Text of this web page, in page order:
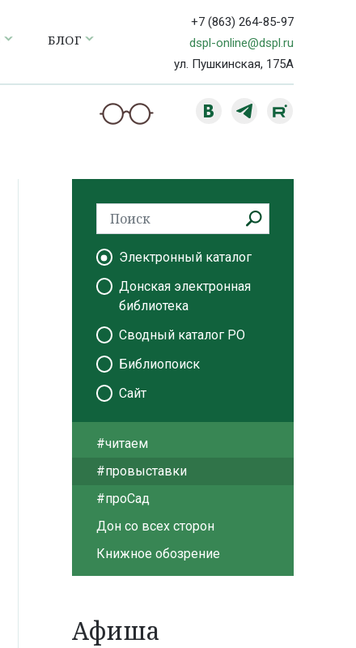
БЛОГ
+7 (863) 264-85-97
dspl-online@dspl.ru
ул. Пушкинская, 175А
Электронный каталог
Донская электронная
библиотека
Сводный каталог РО
Библиопоиск
Сайт
#читаем
#провыставки
#проСад
Дон со всех сторон
Книжное обозрение
Афиша